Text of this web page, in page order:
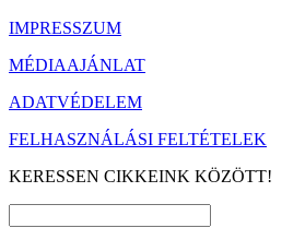
IMPRESSZUM
MÉDIAAJÁNLAT
ADATVÉDELEM
FELHASZNÁLÁSI FELTÉTELEK
KERESSEN CIKKEINK KÖZÖTT!